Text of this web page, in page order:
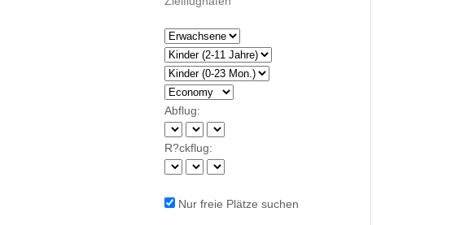
Abflug:
R?ckflug:
Nur freie Plätze suchen